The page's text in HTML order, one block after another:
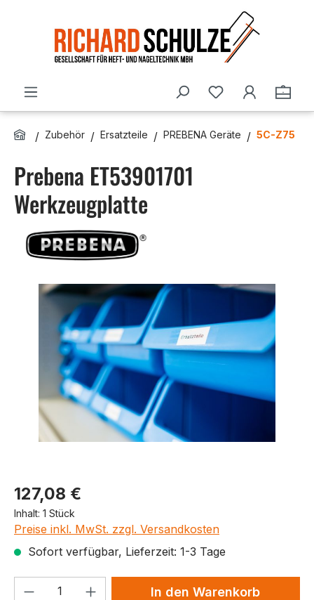
Du hast 0
Zubehör Ersatzteile PREBENA Geräte 5C-Z75
Prebena ET53901701
Werkzeugplatte
Bildergalerie überspringen
Produktpreis
127,08 €
Inhalt: 1 Stück
Preise inkl. MwSt. zzgl. Versandkosten
Sofort verfügbar, Lieferzeit: 1-3 Tage
Produkt Anzahl: Gib denIn den Warenkorb